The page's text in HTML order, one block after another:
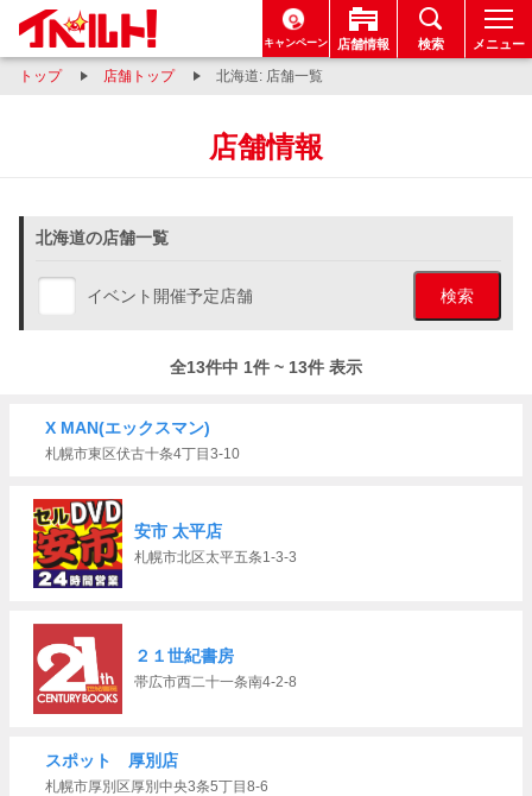
キャンペーン 店舗情報 検索 メニュー
トップ 店舗トップ 北海道: 店舗一覧
店舗情報
北海道の店舗一覧
イベント開催予定店舗 検索
全13件中 1件 ~ 13件 表示
X MAN(エックスマン)
札幌市東区伏古十条4丁目3-10
安市 太平店
札幌市北区太平五条1-3-3
２１世紀書房
帯広市西二十一条南4-2-8
スポット 厚別店
札幌市厚別区厚別中央3条5丁目8-6